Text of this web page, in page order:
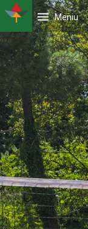
Meniu